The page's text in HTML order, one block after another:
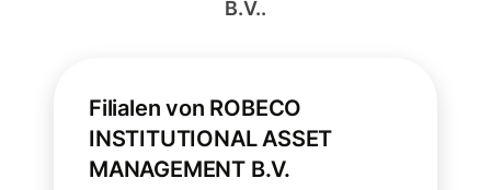
B.V..
Filialen von ROBECO
INSTITUTIONAL ASSET
MANAGEMENT B.V.